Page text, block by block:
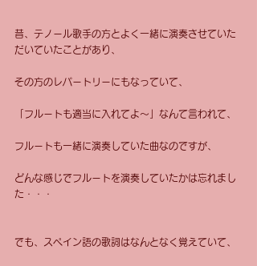
昔、テノール歌手の方とよく一緒に演奏させていた
だいていたことがあり、
その方のレパートリーにもなっていて、
「フルートも適当に入れてよ〜」なんて言われて、
フルートも一緒に演奏していた曲なのですが、
どんな感じでフルートを演奏していたかは忘れまし
た・・・
でも、スペイン語の歌詞はなんとなく覚えていて、